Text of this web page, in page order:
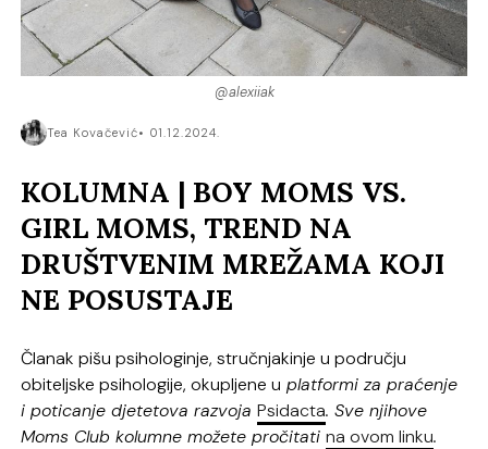
@alexiiak
Tea Kovačević 01.12.2024.
KOLUMNA | BOY MOMS VS.
GIRL MOMS, TREND NA
DRUŠTVENIM MREŽAMA KOJI
NE POSUSTAJE
Članak pišu psihologinje, stručnjakinje u području
obiteljske psihologije, okupljene u platformi za praćenje
i poticanje djetetova razvojaPsidacta. Sve njihove
Moms Club kolumne možete pročitatina ovom linku.